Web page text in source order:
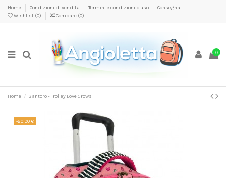
Home Condizioni di vendita Termini e condizioni d'uso
Consegna
Wishlist (0) Compare (0)
0
Home Santoro - Trolley Love Grows
-20,90 €